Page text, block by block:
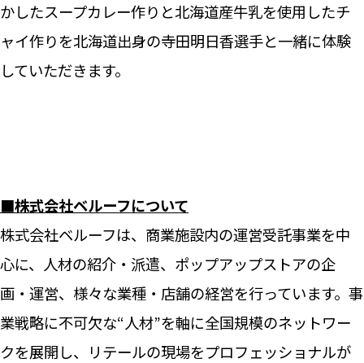
かしたスープカレー作りと北海道産牛乳を使用したチ
ャイ作りを北海道出身の寺田明日香選手と一緒に体験
していただきます。
■株式会社ベルーフについて
株式会社ベルーフは、商業施設内の運営受託事業を中
心に、人材の紹介・派遣、ポップアップストアの企
画・運営、様々な業種・店舗の経営を行っています。事
業戦略に不可欠な“人材”を軸に全国規模のネットワー
クを展開し、リテールの現場をプロフェッショナルが